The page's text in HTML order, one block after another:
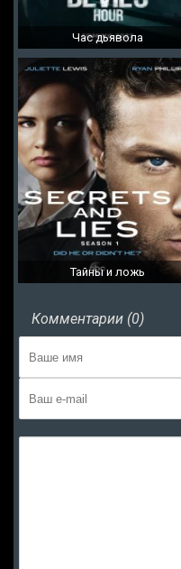
Час дьявола
Тайны и ложь
Комментарии (0)